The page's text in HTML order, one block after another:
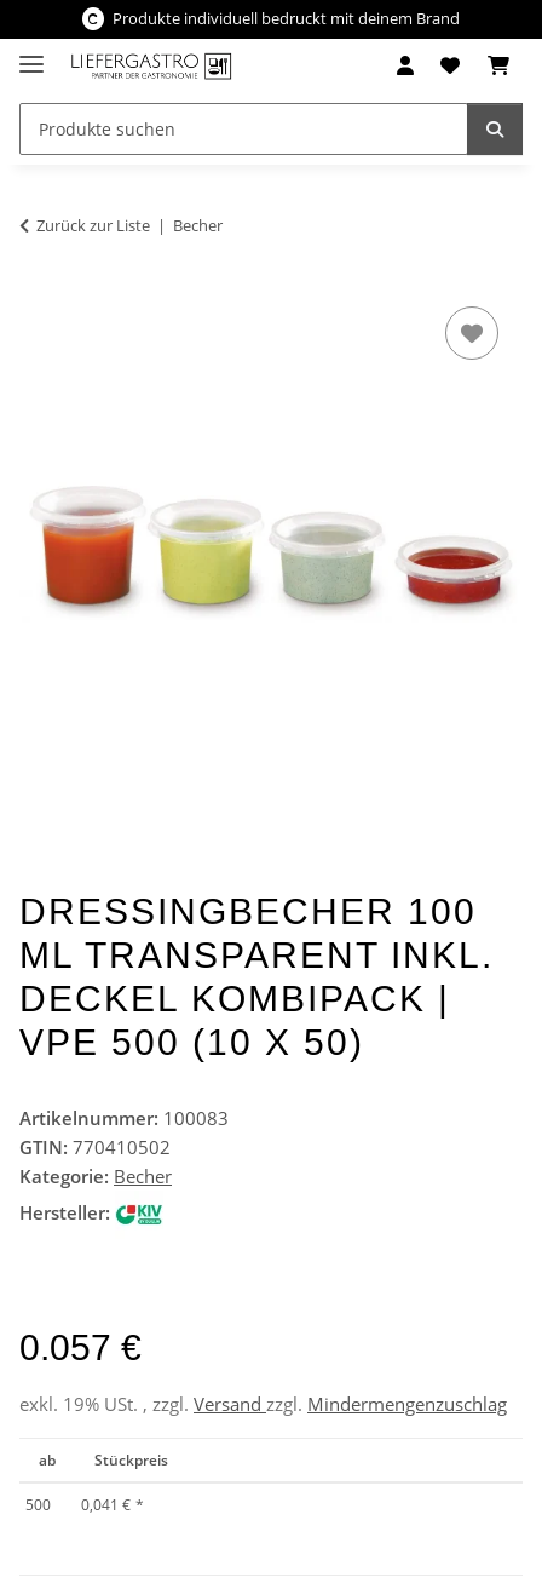
Produkte individuell bedruckt mit deinem Brand
Zurück zur Liste Becher
DRESSINGBECHER 100
ML TRANSPARENT INKL.
DECKEL KOMBIPACK |
VPE 500 (10 X 50)
Artikelnummer: 100083
GTIN: 770410502
Kategorie: Becher
Hersteller:
0.057 €
exkl. 19% USt. , zzgl. Versand zzgl. Mindermengenzuschlag
ab Stückpreis
500 0,041 € *